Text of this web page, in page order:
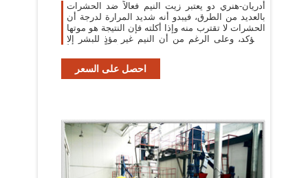
أدريان-هنري دو يعتبر زيت النيم فعالاً ضد الحشرات
بالعديد من الطرق، فيبدو أنه شديد المرارة لدرجة أن
الحشرات لا تقترب منه وإذا أكلته فإن النتيجة هو موتها
المؤكد، وعلى الرغم من أن النيم غير مؤذٍ للبشر إلا
احصل على السعر